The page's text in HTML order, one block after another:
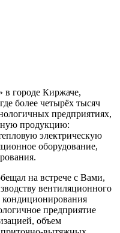
городе Киржаче,
более четырёх тысяч
предприятиях,
продукцию:
электрическую
оборудование,
на встрече с Вами,
вентиляционного
кондиционирования
предприятие
объем